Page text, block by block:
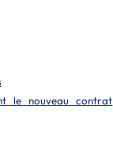
le nouveau contrat